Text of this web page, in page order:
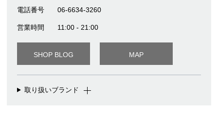
電話番号 06-6634-3260
営業時間 11:00 - 21:00
SHOP BLOG MAP
取り扱いブランド